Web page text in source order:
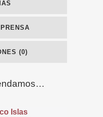
(0)
Islas